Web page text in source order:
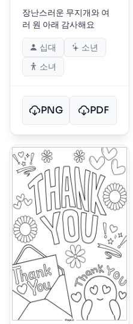
장난스러운 무지개와 여
러 원 아래 감사해요
십대
소년
소녀
PNG PDF